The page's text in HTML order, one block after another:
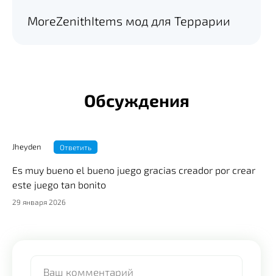
MoreZenithItems мод для Террарии
Обсуждения
Jheyden Ответить
Es muy bueno el bueno juego gracias creador por crear
este juego tan bonito
29 января 2026